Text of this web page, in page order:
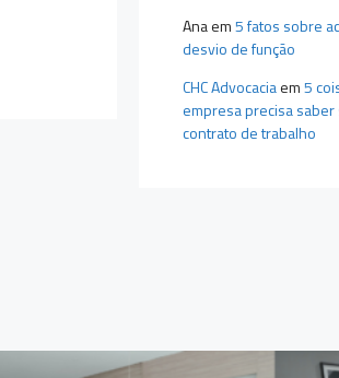
Anaem5 fatos sobre
desvio de função
CHC Advocaciaem5
empresa precisa
contrato de trabalho